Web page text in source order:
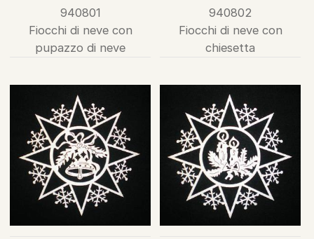
940801
Fiocchi di neve con
pupazzo di neve
940802
Fiocchi di neve con
chiesetta